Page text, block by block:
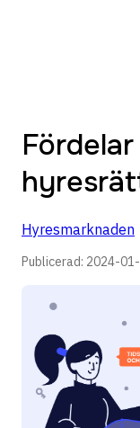
Hyresmarknaden
Publicerad: 2024-